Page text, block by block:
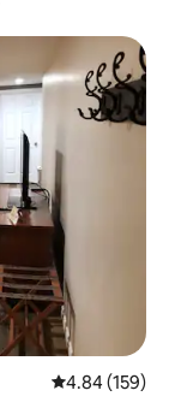
平均评分 4.84
4.84 (159)